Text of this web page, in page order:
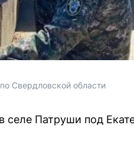
Свердловской области
селе Патруши под